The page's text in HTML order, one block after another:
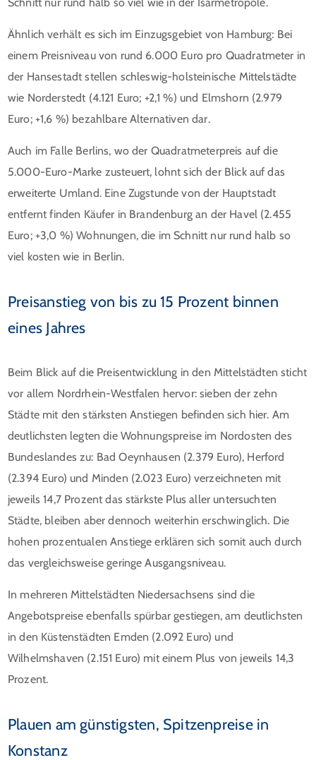
Ähnlich verhält es sich im Einzugsgebiet von Hamburg: Bei
einem Preisniveau von rund 6.000 Euro pro Quadratmeter in
der Hansestadt stellen schleswig-holsteinische Mittelstädte
wie Norderstedt (4.121 Euro; +2,1 %) und Elmshorn (2.979
Euro; +1,6 %) bezahlbare Alternativen dar.
Auch im Falle Berlins, wo der Quadratmeterpreis auf die
5.000-Euro-Marke zusteuert, lohnt sich der Blick auf das
erweiterte Umland. Eine Zugstunde von der Hauptstadt
entfernt finden Käufer in Brandenburg an der Havel (2.455
Euro; +3,0 %) Wohnungen, die im Schnitt nur rund halb so
viel kosten wie in Berlin.
Preisanstieg von bis zu 15 Prozent binnen
eines Jahres
Beim Blick auf die Preisentwicklung in den Mittelstädten sticht
vor allem Nordrhein-Westfalen hervor: sieben der zehn
Städte mit den stärksten Anstiegen befinden sich hier. Am
deutlichsten legten die Wohnungspreise im Nordosten des
Bundeslandes zu: Bad Oeynhausen (2.379 Euro), Herford
(2.394 Euro) und Minden (2.023 Euro) verzeichneten mit
jeweils 14,7 Prozent das stärkste Plus aller untersuchten
Städte, bleiben aber dennoch weiterhin erschwinglich. Die
hohen prozentualen Anstiege erklären sich somit auch durch
das vergleichsweise geringe Ausgangsniveau.
In mehreren Mittelstädten Niedersachsens sind die
Angebotspreise ebenfalls spürbar gestiegen, am deutlichsten
in den Küstenstädten Emden (2.092 Euro) und
Wilhelmshaven (2.151 Euro) mit einem Plus von jeweils 14,3
Prozent.
Plauen am günstigsten, Spitzenpreise in
Konstanz